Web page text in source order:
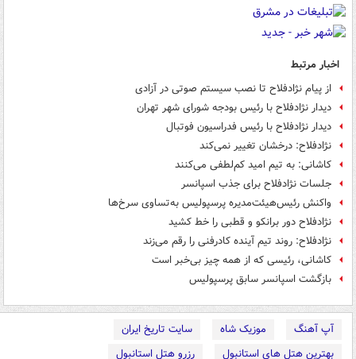
اخبار مرتبط
از پیام نژادفلاح تا نصب سیستم‌ صوتی در آزادی
دیدار نژادفلاح با رئیس بودجه شورای شهر تهران
دیدار نژادفلاح با رئیس فدراسیون فوتبال
نژادفلاح: درخشان تغییر نمی‌کند
کاشانی: به تیم امید کم‌لطفی می‌کنند
جلسات نژادفلاح برای جذب اسپانسر
واکنش رئیس‌هیئت‌مدیره پرسپولیس به‌تساوی سرخ‌ها
نژادفلاح دور برانکو و قطبی را خط کشید
نژادفلاح: روند تیم آینده کادرفنی را رقم می‌زند
کاشانی، رئیسی که از همه چیز بی‌خبر است
بازگشت اسپانسر سابق پرسپولیس
آپ آهنگ موزیک شاه
سایت تاریخ ایران
بهترین هتل های استانبول
رزرو هتل استانبول